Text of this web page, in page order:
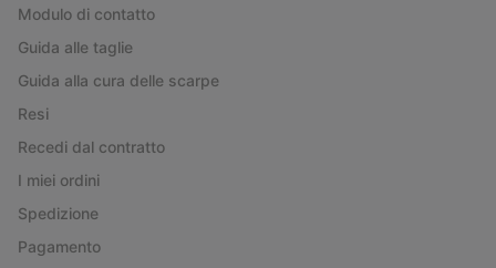
Modulo di contatto
Guida alle taglie
Guida alla cura delle scarpe
Resi
Recedi dal contratto
I miei ordini
Spedizione
Pagamento